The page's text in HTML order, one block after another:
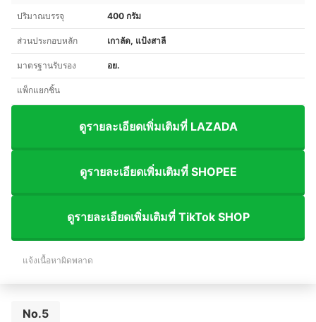
ปริมาณบรรจุ 400 กรัม
ส่วนประกอบหลัก เกาลัด, แป้งสาลี
มาตรฐานรับรอง อย.
แพ็กแยกชิ้น
ดูรายละเอียดเพิ่มเติมที่ LAZADA
ดูรายละเอียดเพิ่มเติมที่ SHOPEE
ดูรายละเอียดเพิ่มเติมที่ TikTok SHOP
แจ้งเนื้อหาผิดพลาด
No.5